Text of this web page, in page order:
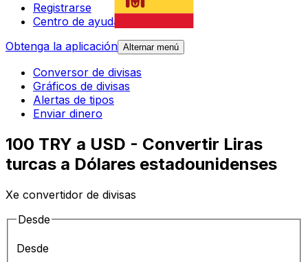
Registrarse
Centro de ayuda
Obtenga la aplicación Alternar menú
Conversor de divisas
Gráficos de divisas
Alertas de tipos
Enviar dinero
100 TRY a USD - Convertir Liras
turcas a Dólares estadounidenses
Xe convertidor de divisas
Desde
Desde